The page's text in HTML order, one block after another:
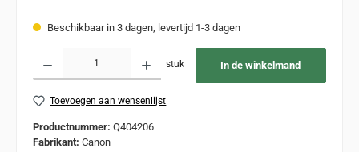
Beschikbaar in 3 dagen, levertijd 1-3 dagen
stuk In de winkelmand
Toevoegen aan wensenlijst
Productnummer: Q404206
Fabrikant: Canon